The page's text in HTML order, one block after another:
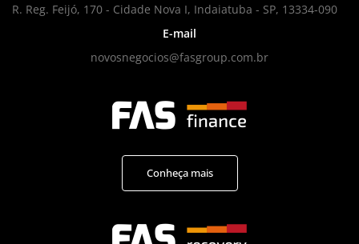
R. Reg. Feijó, 170 - Cidade Nova I, Indaiatuba - SP, 13334-090
E-mail
novosnegocios@fasgroup.com.br
Conheça mais